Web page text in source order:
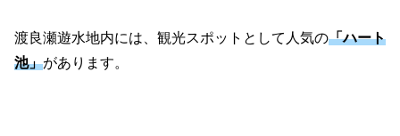
渡良瀬遊水地内には、観光スポットとして人気の「ハート
池」があります。